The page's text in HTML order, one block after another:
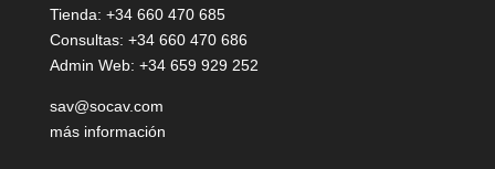
Tienda: +34 660 470 685
Consultas: +34 660 470 686
Admin Web: +34 659 929 252
sav@socav.com
más información